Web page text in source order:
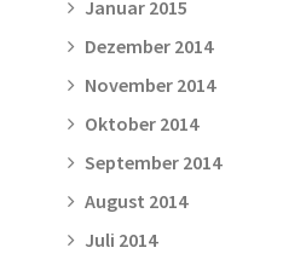
Januar 2015
Dezember 2014
November 2014
Oktober 2014
September 2014
August 2014
Juli 2014